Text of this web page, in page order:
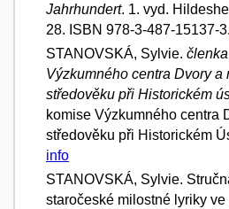
Jahrhundert. 1. vyd.
28. ISBN 978-3-487-15137-3.
STANOVSKÁ, Sylvie.
Výzkumného centra Dvory a
středověku při Historickém
komise Výzkumného centra
středověku při Historickém
info
STANOVSKÁ, Sylvie.
staročeské milostné lyriky